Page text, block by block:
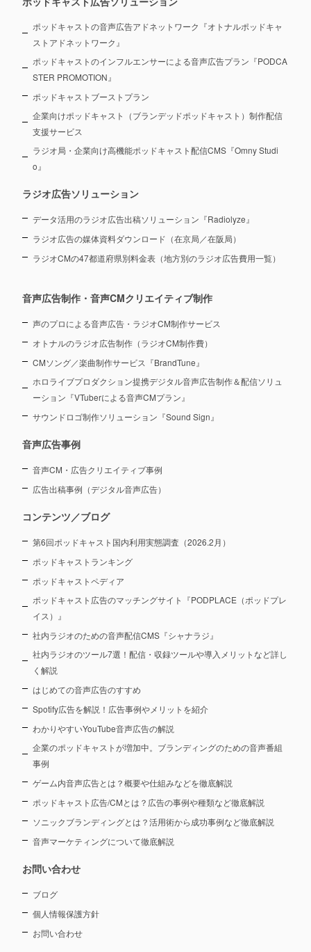
ポッドキャストの音声広告アドネットワーク『オトナルポッドキャ
ストアドネットワーク』
ポッドキャストのインフルエンサーによる音声広告プラン『PODCA
STER PROMOTION』
ポッドキャストブーストプラン
企業向けポッドキャスト（ブランデッドポッドキャスト）制作配信
支援サービス
ラジオ局・企業向け高機能ポッドキャスト配信CMS『Omny Studi
o』
ラジオ広告ソリューション
データ活用のラジオ広告出稿ソリューション『Radiolyze』
ラジオ広告の媒体資料ダウンロード（在京局／在阪局）
ラジオCMの47都道府県別料金表（地方別のラジオ広告費用一覧）
音声広告制作・音声CMクリエイティブ制作
声のプロによる音声広告・ラジオCM制作サービス
オトナルのラジオ広告制作（ラジオCM制作費）
CMソング／楽曲制作サービス『BrandTune』
ホロライブプロダクション提携デジタル音声広告制作＆配信ソリュ
ーション 『VTuberによる音声CMプラン』
サウンドロゴ制作ソリューション『Sound Sign』
音声広告事例
音声CM・広告クリエイティブ事例
広告出稿事例（デジタル音声広告）
コンテンツ／ブログ
第6回ポッドキャスト国内利用実態調査（2026.2月）
ポッドキャストランキング
ポッドキャストペディア
ポッドキャスト広告のマッチングサイト『PODPLACE（ポッドプレ
イス）』
社内ラジオのための音声配信CMS『シャナラジ』
社内ラジオのツール7選！配信・収録ツールや導入メリットなど詳し
く解説
はじめての音声広告のすすめ
Spotify広告を解説！広告事例やメリットを紹介
わかりやすいYouTube音声広告の解説
企業のポッドキャストが増加中。ブランディングのための音声番組
事例
ゲーム内音声広告とは？概要や仕組みなどを徹底解説
ポッドキャスト広告/CMとは？広告の事例や種類など徹底解説
ソニックブランディングとは？活用術から成功事例など徹底解説
音声マーケティングについて徹底解説
お問い合わせ
ブログ
個人情報保護方針
お問い合わせ